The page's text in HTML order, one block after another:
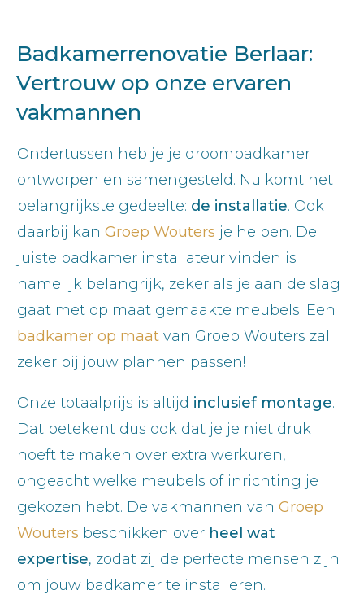
Badkamerrenovatie Berlaar:
Vertrouw op onze ervaren
vakmannen
Ondertussen heb je je droombadkamer
ontworpen en samengesteld. Nu komt het
belangrijkste gedeelte: de installatie. Ook
daarbij kan Groep Wouters je helpen. De
juiste badkamer installateur vinden is
namelijk belangrijk, zeker als je aan de slag
gaat met op maat gemaakte meubels. Een
badkamer op maat van Groep Wouters zal
zeker bij jouw plannen passen!
Onze totaalprijs is altijd inclusief montage.
Dat betekent dus ook dat je je niet druk
hoeft te maken over extra werkuren,
ongeacht welke meubels of inrichting je
gekozen hebt. De vakmannen van Groep
Wouters beschikken over heel wat
expertise, zodat zij de perfecte mensen zijn
om jouw badkamer te installeren.